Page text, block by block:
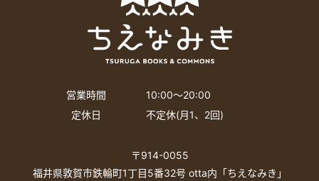
営業時間
10:00〜20:00
定休日
不定休(月1、2回)
〒914-0055
福井県敦賀市鉄輪町1丁目5番32号 otta内「ちえなみき」